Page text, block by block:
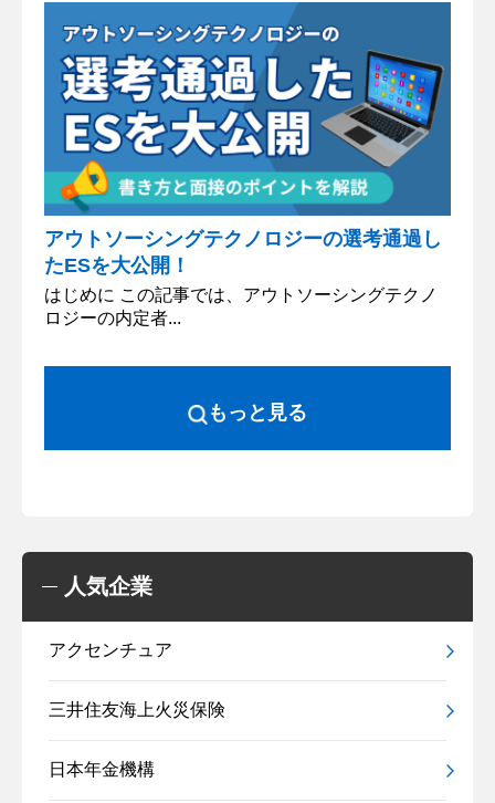
アウトソーシングテクノロジーの選考通過し
たESを大公開！
はじめに この記事では、アウトソーシングテクノ
ロジーの内定者...
もっと見る
人気企業
アクセンチュア
三井住友海上火災保険
日本年金機構